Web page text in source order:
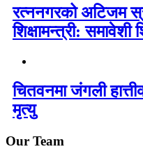
रत्ननगरको अटिजम
शिक्षामन्त्री: समावेशी
चितवनमा जंगली
मृत्यु
Our Team